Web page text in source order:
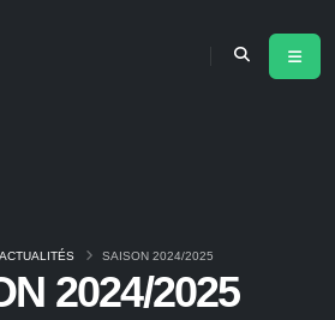
2024/2025
ACTUALITÉS SAISON 2024/2025